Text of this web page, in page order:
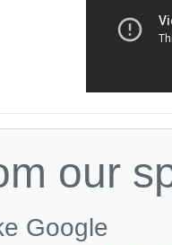
our
Google